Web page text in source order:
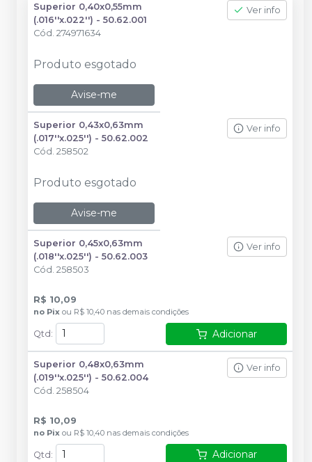
Superior 0,40x0,55mm
(.016''x.022'') - 50.62.001
Cód. 274971634
Ver info
Produto esgotado
Avise-me
Superior 0,43x0,63mm
(.017''x.025'') - 50.62.002
Cód. 258502
Ver info
Produto esgotado
Avise-me
Superior 0,45x0,63mm
(.018''x.025'') - 50.62.003
Cód. 258503
Ver info
R$ 10,09
no Pix ou R$ 10,40 nas demais condições
Qtd : Adicionar
Superior 0,48x0,63mm
(.019''x.025'') - 50.62.004
Cód. 258504
Ver info
R$ 10,09
no Pix ou R$ 10,40 nas demais condições
Qtd: Adicionar